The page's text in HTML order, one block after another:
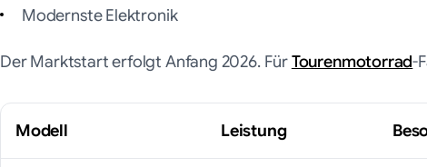
Modernste Elektronik
Der Marktstart erfolgt Anfang 2026. FürTourenmotorrad-
Modell Leistung